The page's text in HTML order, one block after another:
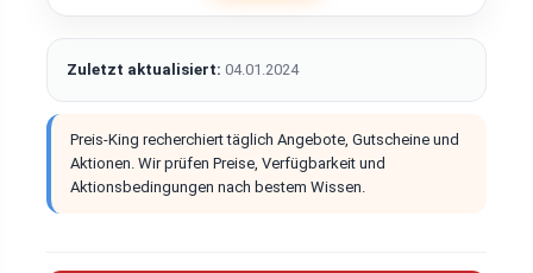
Zuletzt aktualisiert: 04.01.2024
Preis-King recherchiert täglich Angebote, Gutscheine und
Aktionen. Wir prüfen Preise, Verfügbarkeit und
Aktionsbedingungen nach bestem Wissen.